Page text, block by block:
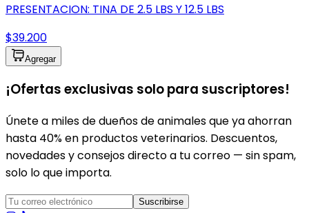
PRESENTACION: TINA DE 2.5 LBS Y 12.5 LBS
$39.200
Agregar
¡Ofertas exclusivas solo para suscriptores!
Únete a miles de dueños de animales que ya ahorran
hasta 40% en productos veterinarios. Descuentos,
novedades y consejos directo a tu correo — sin spam,
solo lo que importa.
Suscribirse